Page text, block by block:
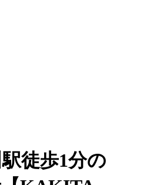
徒歩1分の